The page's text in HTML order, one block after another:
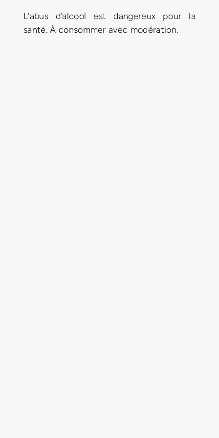
L’abus d’alcool est dangereux pour la
santé. À consommer avec modération.